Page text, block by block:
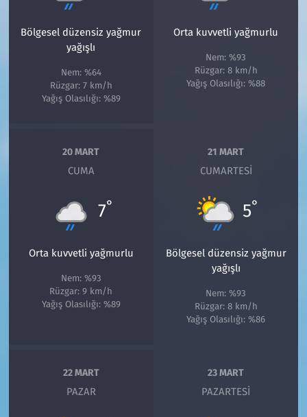
Bölgesel düzensiz yağmur
yağışlı
Nem: %64
Rüzgar: 7 km/h
Yağış Olasılığı: %89
Orta kuvvetli yağmurlu
Nem: %93
Rüzgar: 8 km/h
Yağış Olasılığı: %88
20 MART
CUMA
7°
Orta kuvvetli yağmurlu
Nem: %93
Rüzgar: 9 km/h
Yağış Olasılığı: %89
21 MART
CUMARTESI
5°
Bölgesel düzensiz yağmur
yağışlı
Nem: %93
Rüzgar: 8 km/h
Yağış Olasılığı: %86
22 MART
PAZAR
23 MART
PAZARTESI